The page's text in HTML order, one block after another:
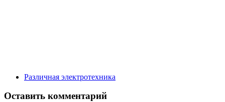
Различная электротехника
Оставить комментарий